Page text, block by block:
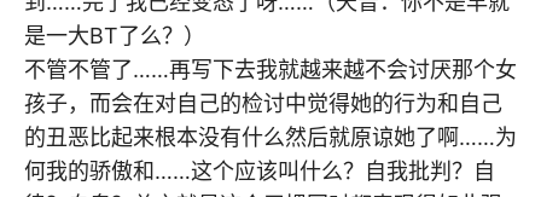
是一大BT了么？）
不管不管了……再写下去我就越来越不会讨厌那个女
孩子，而会在对自己的检讨中觉得她的行为和自己
的丑恶比起来根本没有什么然后就原谅她了啊……为
何我的骄傲和……这个应该叫什么？自我批判？自